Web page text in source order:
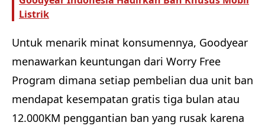
Listrik
Untuk menarik minat konsumennya, Goodyear
menawarkan keuntungan dari Worry Free
Program dimana setiap pembelian dua unit ban
mendapat kesempatan gratis tiga bulan atau
12.000KM penggantian ban yang rusak karena